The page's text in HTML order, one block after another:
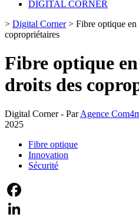
DIGITAL CORNER
> Digital Corner> Fibre optique en
copropriétaires
Fibre optique
droits des
Digital Corner - ParAgence
2025
Fibre optique
Innovation
Sécurité
Facebook